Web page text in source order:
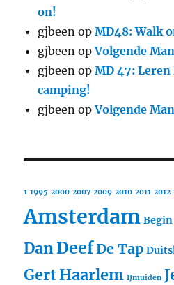
on!
gjbeen opMD48: Walk
gjbeen opVolgende
gjbeen opMD 47: Leren
camping!
gjbeen opVolgende
1 1995 2000 2007 2009 2010 2011 2012
Amsterdam Begin
DanDeefDe Tap
GertHaarlem IJmuiden